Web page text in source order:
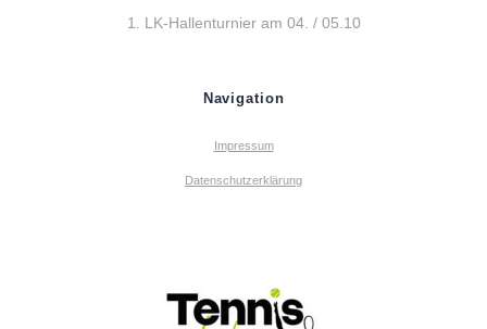
1. LK-Hallenturnier am 04. / 05.10
Navigation
Impressum
Datenschutzerklärung